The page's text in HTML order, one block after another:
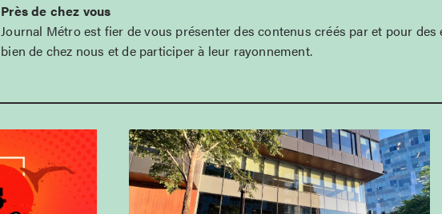
Près de chez vous
Journal Métro est fier de vous présenter des contenus créés par et pour
bien de chez nous et de participer à leur rayonnement.